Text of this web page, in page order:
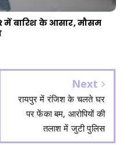
में बारिश के आसार, मौसम
Next
रायपुर में रंजिश के चलते घर
पर फेंका बम, आरोपियों की
तलाश में जुटी पुलिस